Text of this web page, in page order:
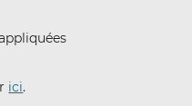
ici.